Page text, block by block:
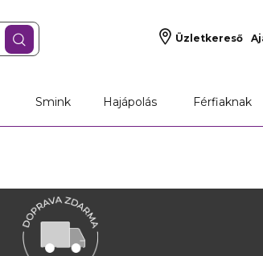
Üzletkereső
Smink Hajápolás Férfiaknak